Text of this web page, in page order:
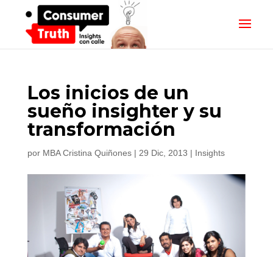
Los inicios de un
sueño insighter y su
transformación
por MBA Cristina Quiñones| 29 Dic, 2013 | Insights